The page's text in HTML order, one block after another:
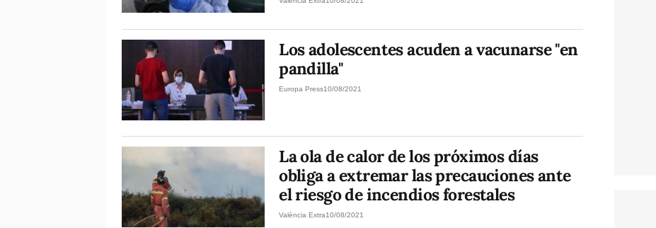
Los adolescentes acuden a vacunarse "en
pandilla"
Europa Press10/08/2021
La ola de calor de los próximos días
obliga a extremar las precauciones ante
el riesgo de incendios forestales
València Extra10/08/2021